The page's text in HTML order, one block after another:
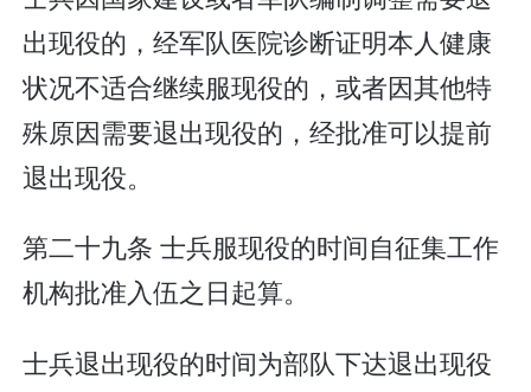
出现役的，经军队医院诊断证明本人健康
状况不适合继续服现役的，或者因其他特
殊原因需要退出现役的，经批准可以提前
退出现役。
第二十九条 士兵服现役的时间自征集工作
机构批准入伍之日起算。
士兵退出现役的时间为部队下达退出现役